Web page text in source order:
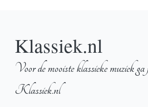
Klassiek.nl
Voor de mooiste klassieke muziek
Klassiek.nl